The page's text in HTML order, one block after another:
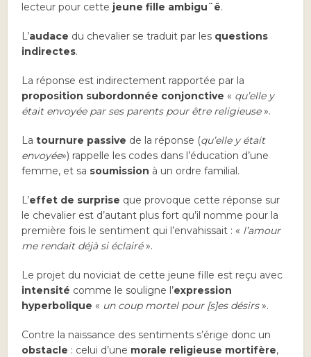
lecteur pour cette jeune fille ambigu¨ë.
L’audace du chevalier se traduit par les questions
indirectes.
La réponse est indirectement rapportée par la
proposition subordonnée conjonctive « qu’elle y
était envoyée par ses parents pour être religieuse».
La tournure passive de la réponse (qu’elle y était
envoyée») rappelle les codes dans l’éducation d’une
femme, et sa soumission à un ordre familial.
L’effet de surprise que provoque cette réponse sur
le chevalier est d’autant plus fort qu’il nomme pour la
première fois le sentiment qui l’envahissait : « l’amour
me rendait déjà si éclairé».
Le projet du noviciat de cette jeune fille est reçu avec
intensité comme le souligne l’expression
hyperbolique « un coup mortel pour [s]es désirs».
Contre la naissance des sentiments s’érige donc un
obstacle : celui d’une morale religieuse mortifère,